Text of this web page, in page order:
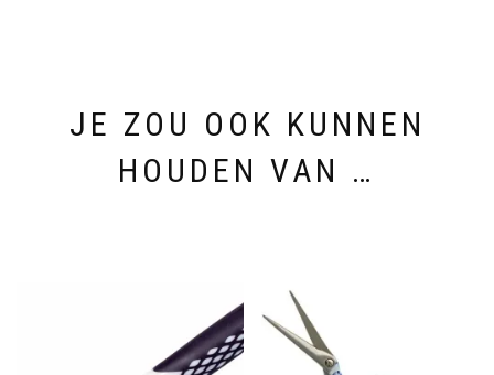
JE ZOU OOK KUNNEN
HOUDEN VAN …